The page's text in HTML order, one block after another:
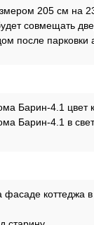
205 см на
совмещать
после парковки